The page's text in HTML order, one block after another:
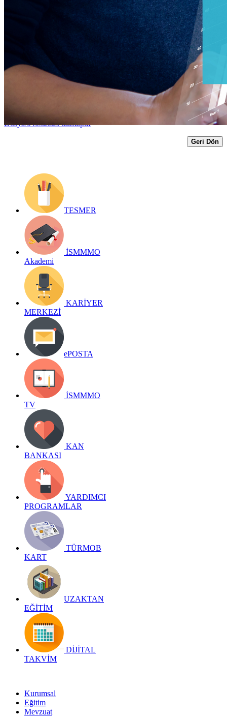
KGK Onaylı Küçük ve Mikro İşletmeler
için Finansal Raporlama (Uzaktan
Senktron Eğitim)
Yayın Tarihi: 4 Mayıs 2023
Detay bilgiler:
https://www.ismmmo.org.tr/dosya/4127/Egitim-
Dosya/04052023-kumi.pdf
Geri Dön
TESMER
İSMMMO
Akademi
KARİYER
MERKEZİ
ePOSTA
İSMMMO
TV
KAN
BANKASI
YARDIMCI
PROGRAMLAR
TÜRMOB
KART
UZAKTAN
EĞİTİM
DİJİTAL
TAKVİM
Kurumsal
Eğitim
Mevzuat